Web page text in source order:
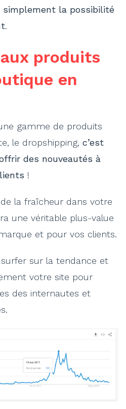
simplement la possibilité
.
produits
en
gamme de produits
le dropshipping, c’est
des nouveautés à
!
la fraîcheur dans votre
une véritable plus-value
et pour vos clients.
sur la tendance et
votre site pour
des internautes et